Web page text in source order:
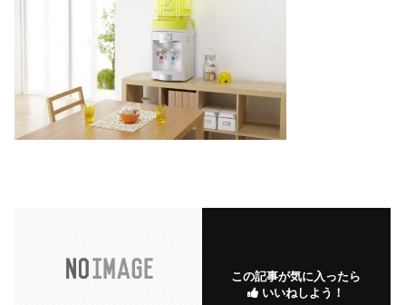
この記事が気に入ったら
いいねしよう！